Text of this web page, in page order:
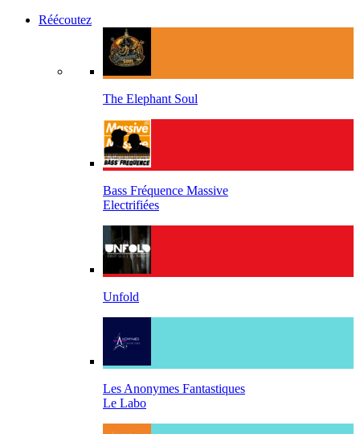
Réécoutez
The Elephant Soul
Bass Fréquence Massive
Electrifiées
Unfold
Les Anonymes Fantastiques
Le Labo